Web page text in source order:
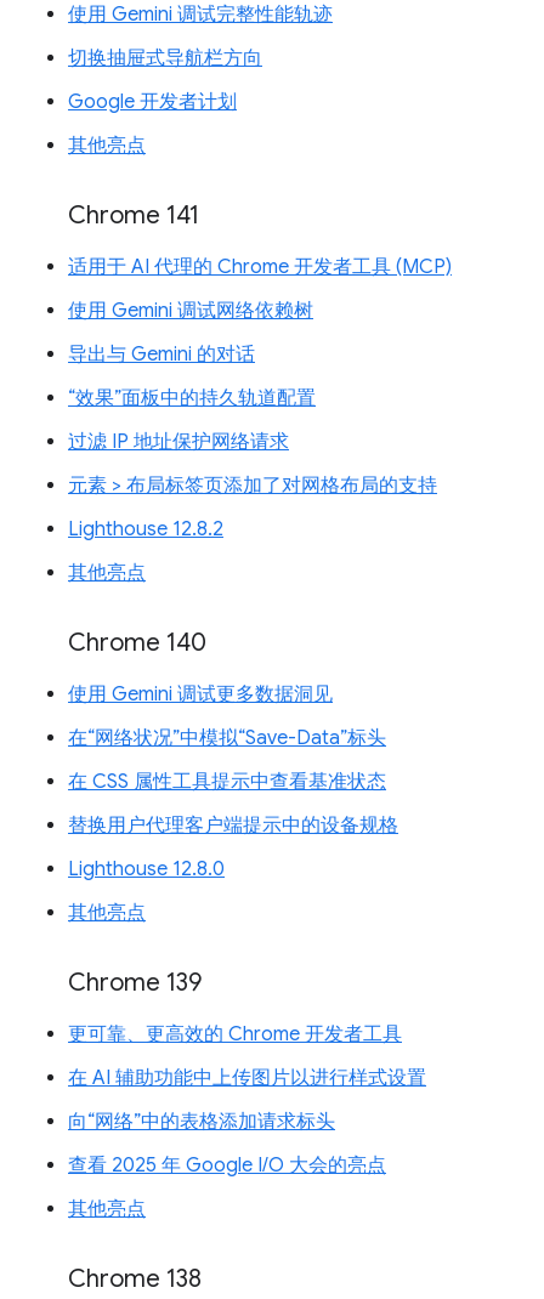
使用 Gemini 调试完整性能轨迹
切换抽屉式导航栏方向
Google 开发者计划
其他亮点
Chrome 141
适用于 AI 代理的 Chrome 开发者工具 (MCP)
使用 Gemini 调试网络依赖树
导出与 Gemini 的对话
“效果”面板中的持久轨道配置
过滤 IP 地址保护网络请求
元素 > 布局标签页添加了对网格布局的支持
Lighthouse 12.8.2
其他亮点
Chrome 140
使用 Gemini 调试更多数据洞见
在“网络状况”中模拟“Save-Data”标头
在 CSS 属性工具提示中查看基准状态
替换用户代理客户端提示中的设备规格
Lighthouse 12.8.0
其他亮点
Chrome 139
更可靠、更高效的 Chrome 开发者工具
在 AI 辅助功能中上传图片以进行样式设置
向“网络”中的表格添加请求标头
查看 2025 年 Google I/O 大会的亮点
其他亮点
Chrome 138